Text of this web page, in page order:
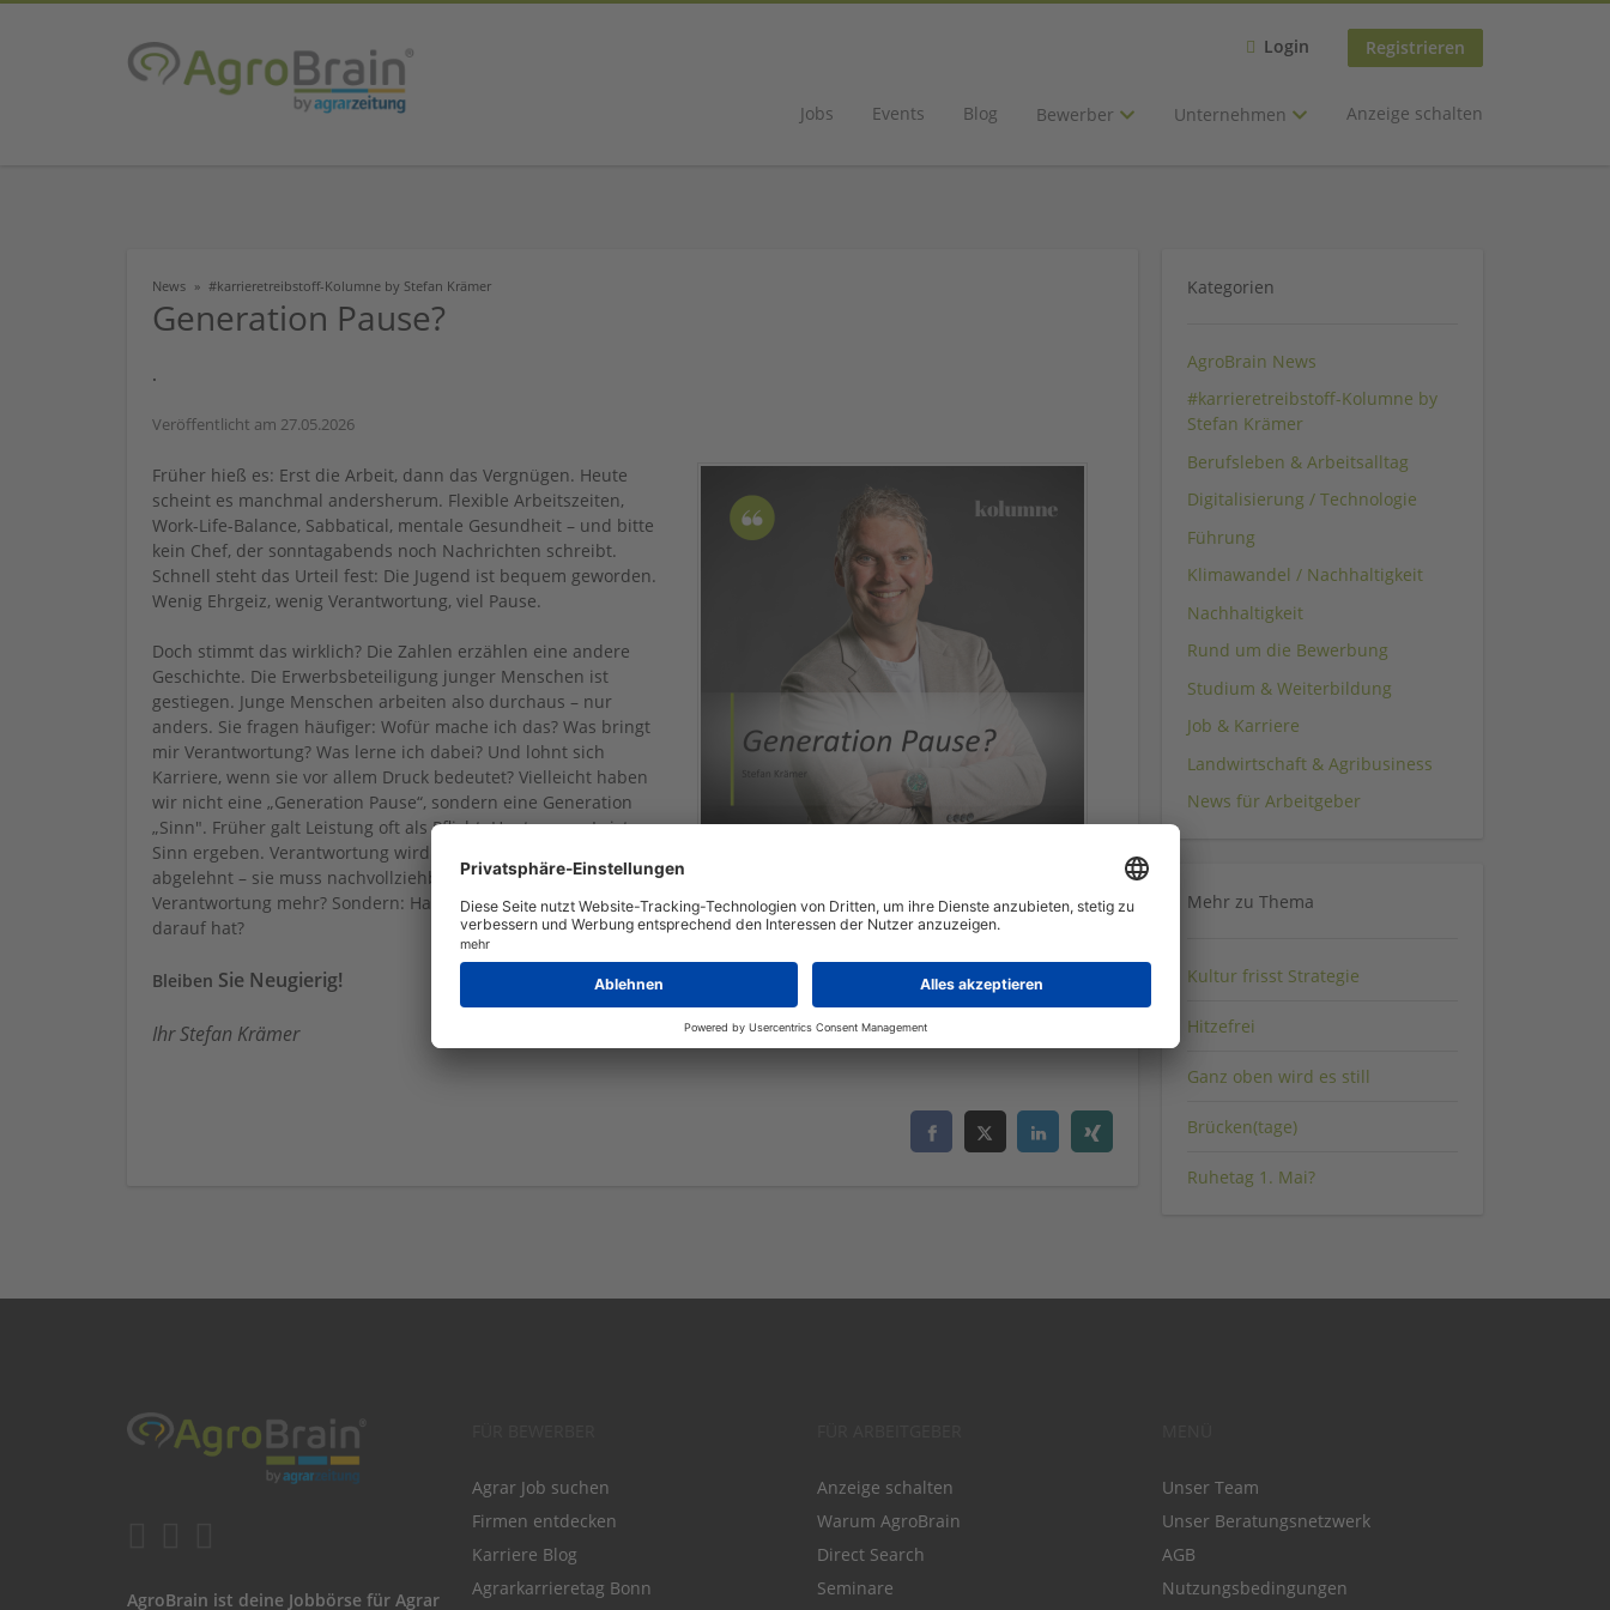
Login Registrieren
Jobs Events Blog Bewerber Unternehmen Anzeige schalten
News #karrieretreibstoff-Kolumne by Stefan Krämer
Generation Pause?
.
Veröffentlicht am 27.05.2026
Früher hieß es: Erst die Arbeit, dann das Vergnügen. Heute
scheint es manchmal andersherum. Flexible Arbeitszeiten,
Work-Life-Balance, Sabbatical, mentale Gesundheit – und bitte
kein Chef, der sonntagabends noch Nachrichten schreibt.
Schnell steht das Urteil fest: Die Jugend ist bequem geworden.
Wenig Ehrgeiz, wenig Verantwortung, viel Pause.
Doch stimmt das wirklich? Die Zahlen erzählen eine andere
Geschichte. Die Erwerbsbeteiligung junger Menschen ist
gestiegen. Junge Menschen arbeiten also durchaus – nur
anders. Sie fragen häufiger: Wofür mache ich das? Was bringt
mir Verantwortung? Was lerne ich dabei? Und lohnt sich
Karriere, wenn sie vor allem Druck bedeutet? Vielleicht haben
wir nicht eine „Generation Pause“, sondern eine Generation
„Sinn". Früher galt Leistung oft als Pflicht. Heute muss Leistung
Sinn ergeben. Verantwortung wird nicht grundsätzlich
abgelehnt – sie muss nachvollziehbar sein. Die eigentliche Frage lautet deshalb nicht: Warum will die Jugend keine
Verantwortung mehr? Sondern: Haben wir Verantwortung vielleicht so unattraktiv gemacht, dass keiner mehr Lust
darauf hat?
Bleiben Sie Neugierig!
Ihr Stefan Krämer
Kategorien
AgroBrain News
#karrieretreibstoff-Kolumne by
Stefan Krämer
Berufsleben & Arbeitsalltag
Digitalisierung / Technologie
Führung
Klimawandel / Nachhaltigkeit
Nachhaltigkeit
Rund um die Bewerbung
Studium & Weiterbildung
Job & Karriere
Landwirtschaft & Agribusiness
News für Arbeitgeber
Mehr zu Thema
Kultur frisst Strategie
Hitzefrei
Ganz oben wird es still
Brücken(tage)
Ruhetag 1. Mai?
AgroBrain ist deine Jobbörse für Agrar
Agrar Job suchen
Firmen entdecken
Karriere Blog
Agrarkarrieretag Bonn
Anzeige schalten
Warum AgroBrain
Direct Search
Seminare
Unser Team
Unser Beratungsnetzwerk
AGB
Nutzungsbedingungen